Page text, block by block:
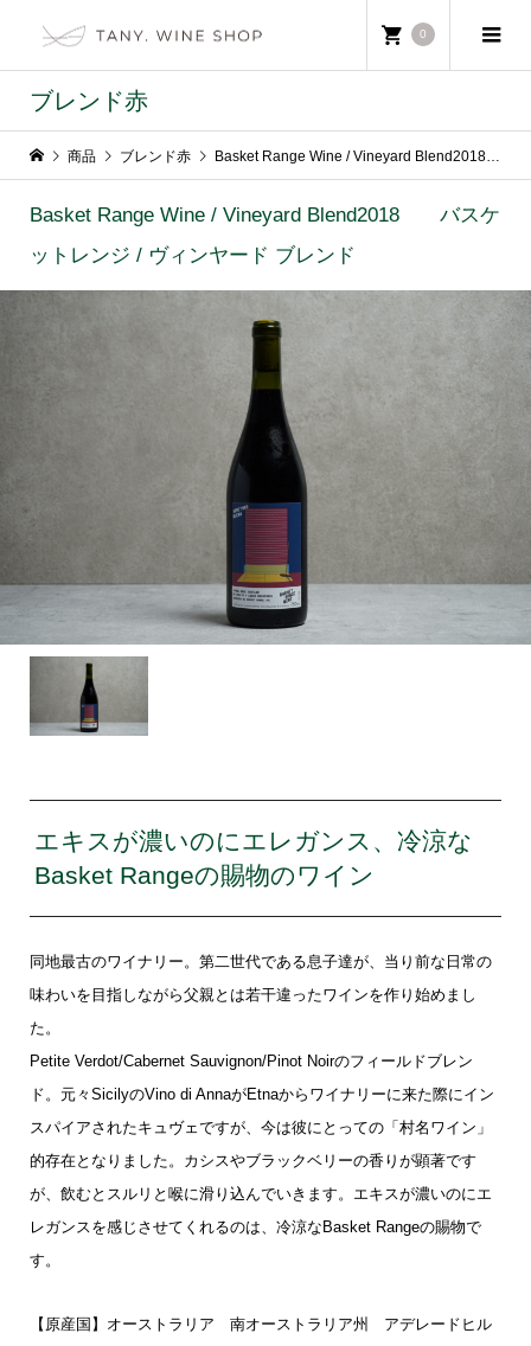
0
ブレンド赤
商品 ブレンド赤 Basket Range Wine / Vineyard Blend2018 バスケットレンジ / ヴィンヤード ブレンド
Basket Range Wine / Vineyard Blend2018 バスケ
ットレンジ / ヴィンヤード ブレンド
エキスが濃いのにエレガンス、冷涼な
Basket Rangeの賜物のワイン
同地最古のワイナリー。第二世代である息子達が、当り前な日常の
味わいを目指しながら父親とは若干違ったワインを作り始めまし
た。
Petite Verdot/Cabernet Sauvignon/Pinot Noirのフィールドブレン
ド。元々SicilyのVino di AnnaがEtnaからワイナリーに来た際にイン
スパイアされたキュヴェですが、今は彼にとっての「村名ワイン」
的存在となりました。カシスやブラックベリーの香りが顕著です
が、飲むとスルリと喉に滑り込んでいきます。エキスが濃いのにエ
レガンスを感じさせてくれるのは、冷涼なBasket Rangeの賜物で
す。
【原産国】オーストラリア 南オーストラリア州 アデレードヒル